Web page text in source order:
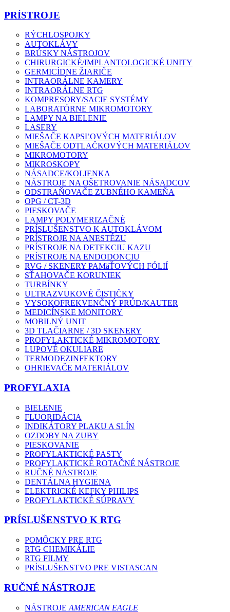
PRÍSTROJE
RÝCHLOSPOJKY
AUTOKLÁVY
BRÚSKY NÁSTROJOV
CHIRURGICKÉ/IMPLANTOLOGICKÉ UNITY
GERMICÍDNE ŽIARIČE
INTRAORÁLNE KAMERY
INTRAORÁLNE RTG
KOMPRESORY/SACIE SYSTÉMY
LABORATÓRNE MIKROMOTORY
LAMPY NA BIELENIE
LASERY
MIEŠAČE KAPSĽOVÝCH MATERIÁLOV
MIEŠAČE ODTLAČKOVÝCH MATERIÁLOV
MIKROMOTORY
MIKROSKOPY
NÁSADCE/KOLIENKA
NÁSTROJE NA OŠETROVANIE NÁSADCOV
ODSTRAŇOVAČE ZUBNÉHO KAMEŇA
OPG / CT-3D
PIESKOVAČE
LAMPY POLYMERIZAČNÉ
PRÍSLUŠENSTVO K AUTOKLÁVOM
PRÍSTROJE NA ANESTÉZU
PRÍSTROJE NA DETEKCIU KAZU
PRÍSTROJE NA ENDODONCIU
RVG / SKENERY PAMäŤOVÝCH FÓLIÍ
SŤAHOVAČE KORUNIEK
TURBÍNKY
ULTRAZVUKOVÉ ČISTIČKY
VYSOKOFREKVENČNÝ PRÚD/KAUTER
MEDICÍNSKE MONITORY
MOBILNÝ UNIT
3D TLAČIARNE / 3D SKENERY
PROFYLAKTICKÉ MIKROMOTORY
LUPOVÉ OKULIARE
TERMODEZINFEKTORY
OHRIEVAČE MATERIÁLOV
PROFYLAXIA
BIELENIE
FLUORIDÁCIA
INDIKÁTORY PLAKU A SLÍN
OZDOBY NA ZUBY
PIESKOVANIE
PROFYLAKTICKÉ PASTY
PROFYLAKTICKÉ ROTAČNÉ NÁSTROJE
RUČNÉ NÁSTROJE
DENTÁLNA HYGIENA
ELEKTRICKÉ KEFKY PHILIPS
PROFYLAKTICKÉ SÚPRAVY
PRÍSLUŠENSTVO K RTG
POMÔCKY PRE RTG
RTG CHEMIKÁLIE
RTG FILMY
PRÍSLUŠENSTVO PRE VISTASCAN
RUČNÉ NÁSTROJE
NÁSTROJE AMERICAN EAGLE